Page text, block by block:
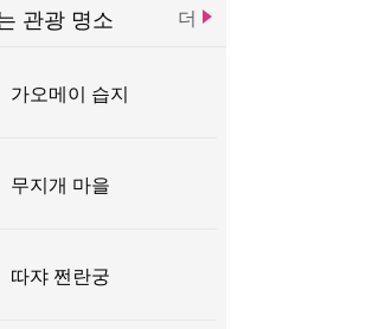
당
관광 명소 더
가오메이 습지
무지개 마을
따쟈 쩐란궁